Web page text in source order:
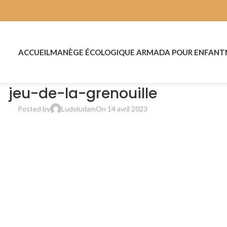
ACCUEIL MANÈGE ÉCOLOGIQUE ARMADA POUR ENFANT
jeu-de-la-grenouille
Posted by LudoludamOn 14 avril 2023